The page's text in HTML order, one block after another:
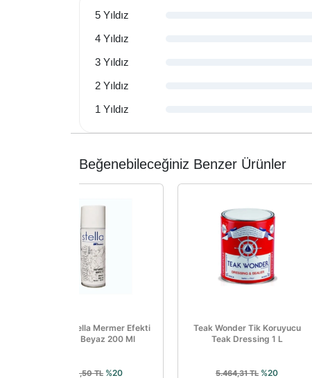
5 Yıldız
4 Yıldız
3 Yıldız
2 Yıldız
1 Yıldız
Beğenebileceğiniz Benzer Ürünler
Bianca Stella Mermer Efekti
Sprey Beyaz 200 Ml
610,50 TL %20
Teak Wonder Tik Koruyucu
Teak Dressing 1 L
5.464,31 TL %20